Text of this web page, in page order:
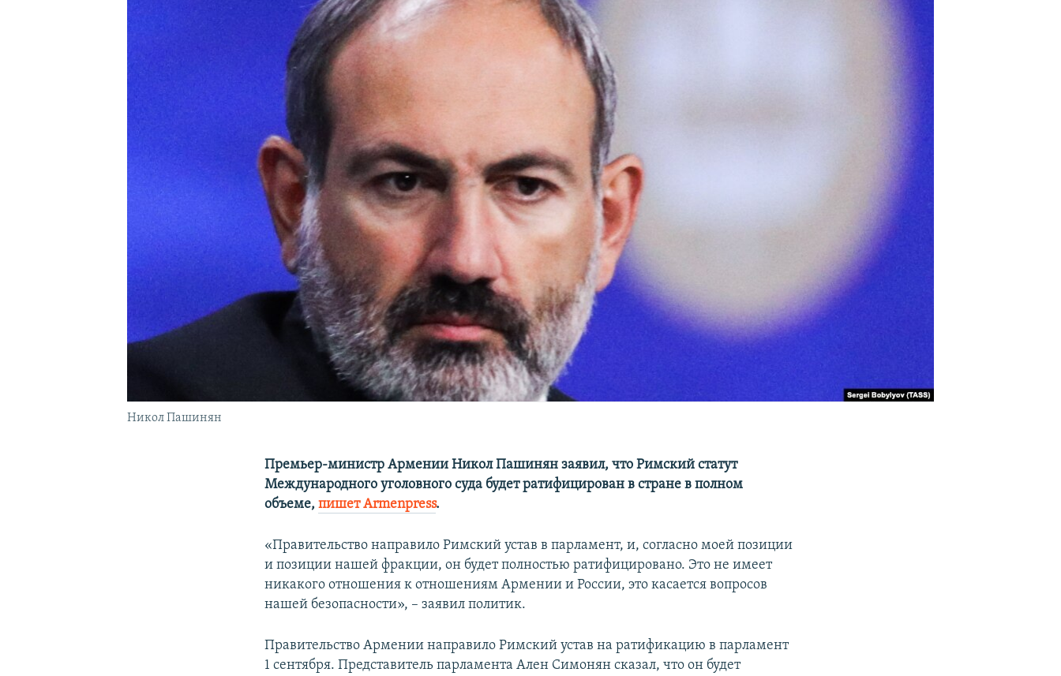
Никол Пашинян
Премьер-министр Армении Никол Пашинян заявил, что Римский статут
Международного уголовного суда будет ратифицирован в стране в полном
объеме,пишет Armenpress.
«Правительство направило Римский устав в парламент, и, согласно моей позиции
и позиции нашей фракции, он будет полностью ратифицировано. Это не имеет
никакого отношения к отношениям Армении и России, это касается вопросов
нашей безопасности», – заявил политик.
Правительство Армении направило Римский устав на ратификацию в парламент
1 сентября. Представитель парламента Ален Симонян сказал, что он будет